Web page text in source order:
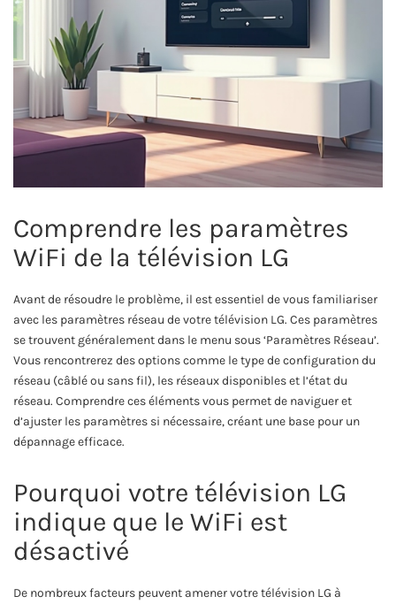
Comprendre les paramètres
WiFi de la télévision LG
Avant de résoudre le problème, il est essentiel de vous familiariser
avec les paramètres réseau de votre télévision LG. Ces paramètres
se trouvent généralement dans le menu sous ‘Paramètres Réseau’.
Vous rencontrerez des options comme le type de configuration du
réseau (câblé ou sans fil), les réseaux disponibles et l’état du
réseau. Comprendre ces éléments vous permet de naviguer et
d’ajuster les paramètres si nécessaire, créant une base pour un
dépannage efficace.
Pourquoi votre télévision LG
indique que le WiFi est
désactivé
De nombreux facteurs peuvent amener votre télévision LG à